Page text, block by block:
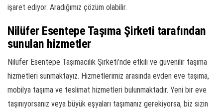
işaret ediyor. Aradığımız çözüm olabilir.
Nilüfer Esentepe Taşıma Şirketi tarafından
sunulan hizmetler
Nilüfer Esentepe Taşımacılık Şirketi’nde etkili ve güvenilir taşıma
hizmetleri sunmaktayız. Hizmetlerimiz arasında evden eve taşıma,
mobilya taşıma ve teslimat hizmetleri bulunmaktadır. Yeni bir eve
taşınıyorsanız veya büyük eşyaları taşımanız gerekiyorsa, biz sizin